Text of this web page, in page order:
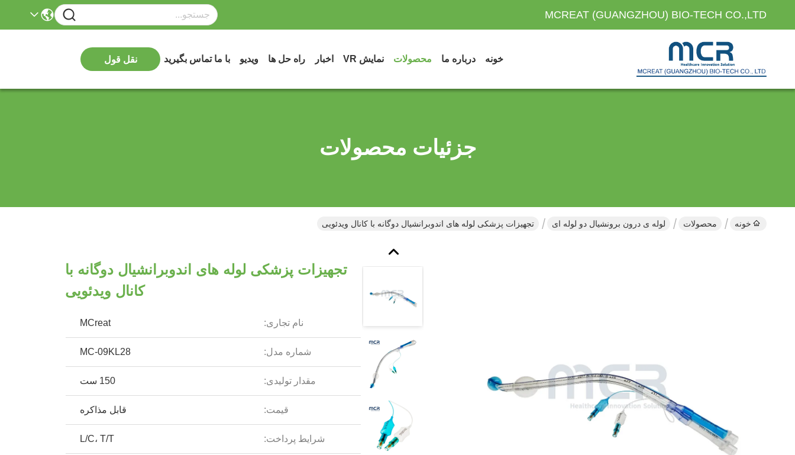
MCREAT (GUANGZHOU) BIO-TECH CO.,LTD
خونه درباره ما محصولات نمایش VR اخبار راه حل ها ویدیو با ما تماس بگیرید نقل قول
جزئیات محصولات
خونه محصولات لوله ی درون برونشیال دو لوله ای تجهیزات پزشکی لوله های اندوبرانشیال دوگانه با کانال ویدئویی
تجهیزات پزشکی لوله های اندوبرانشیال دوگانه با
کانال ویدئویی
نام تجاری: MCreat
شماره مدل: MC-09KL28
مقدار تولیدی: 150 ست
قیمت: قابل مذاکره
شرایط پرداخت: L/C، T/T